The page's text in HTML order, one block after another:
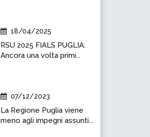
18/04/2025
RSU 2025 FIALS PUGLIA:
Ancora una volta primi...
07/12/2023
La Regione Puglia viene
meno agli impegni assunti...